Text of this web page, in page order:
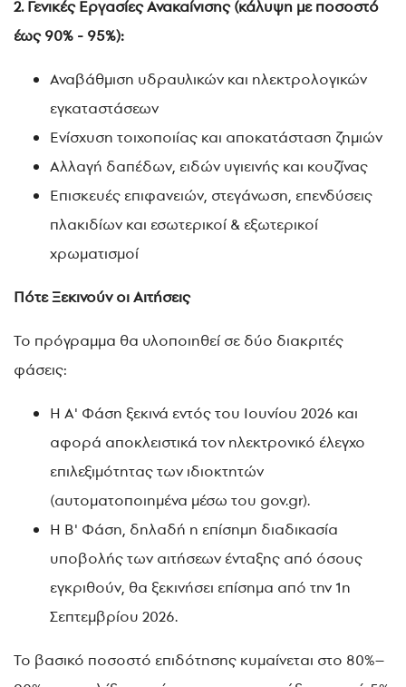
2. Γενικές Εργασίες Ανακαίνισης (κάλυψη με ποσοστό
έως 90% - 95%):
Αναβάθμιση υδραυλικών και ηλεκτρολογικών
εγκαταστάσεων
Ενίσχυση τοιχοποιίας και αποκατάσταση ζημιών
Αλλαγή δαπέδων, ειδών υγιεινής και κουζίνας
Επισκευές επιφανειών, στεγάνωση, επενδύσεις
πλακιδίων και εσωτερικοί & εξωτερικοί
χρωματισμοί
Πότε Ξεκινούν οι Αιτήσεις
Το πρόγραμμα θα υλοποιηθεί σε δύο διακριτές
φάσεις:
Η Α' Φάση ξεκινά εντός του Ιουνίου 2026 και
αφορά αποκλειστικά τον ηλεκτρονικό έλεγχο
επιλεξιμότητας των ιδιοκτητών
(αυτοματοποιημένα μέσω του gov.gr).
Η Β' Φάση, δηλαδή η επίσημη διαδικασία
υποβολής των αιτήσεων ένταξης από όσους
εγκριθούν, θα ξεκινήσει επίσημα από την 1η
Σεπτεμβρίου 2026.
Το βασικό ποσοστό επιδότησης κυμαίνεται στο 80%–